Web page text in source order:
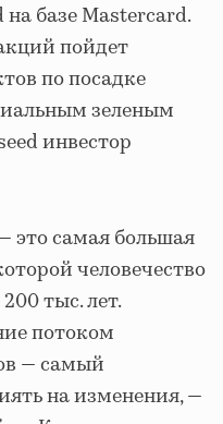
базе Mastercard.
пойдет
по посадке
зеленым
инвестор
это самая большая
человечество
тыс. лет.
потоком
— самый
на изменения, —